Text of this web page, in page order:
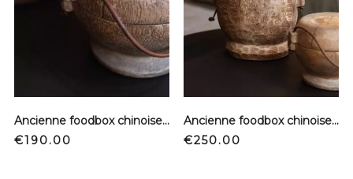
Ancienne foodbox chinoise - Petit modèle
Price
€190.00
Ancienne foodbox chinoise - Grand modèle
Price
€250.00